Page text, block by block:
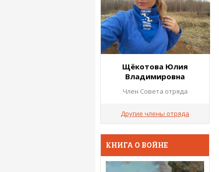
Щёкотова Юлия
Владимировна
Член Совета отряда
Другие члены отряда
КНИГА О ВОЙНЕ